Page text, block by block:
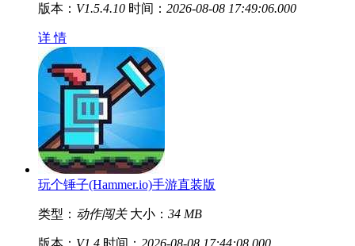
版本： V1.5.4.10 时间： 2026-08-08 17:49:06.000
详 情
玩个锤子(Hammer.io)手游直装版
类型： 动作闯关 大小： 34 MB
版本： V1.4 时间： 2026-08-08 17:44:08.000